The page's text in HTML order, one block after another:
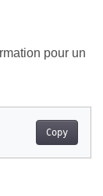
pour un
Copy